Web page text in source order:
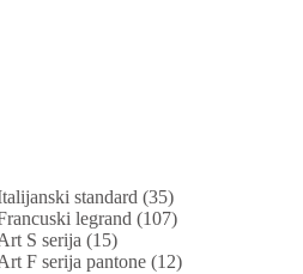
standard (35)
legrand (107)
S serija (15)
F serija pantone (12)